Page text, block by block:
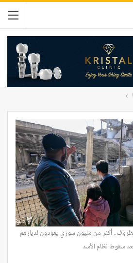
أكثر من مليون سوري يعودون لديارهم
سقوط نظام الأسد